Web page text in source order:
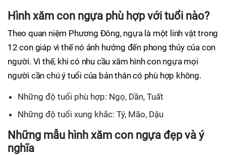
Hình xăm con ngựa phù hợp với tuổi nào?
Theo quan niệm Phương Đông, ngựa là một linh vật trong
12 con giáp vì thế nó ảnh hưởng đến phong thủy của con
người. Vì thế, khi có nhu cầu xăm hình con ngựa mọi
người cần chú ý tuổi của bản thân có phù hợp không.
Những độ tuổi phù hợp: Ngọ, Dần, Tuất
Những độ tuổi xung khắc: Tý, Mão, Dậu
Những mẫu hình xăm con ngựa đẹp và ý
nghĩa